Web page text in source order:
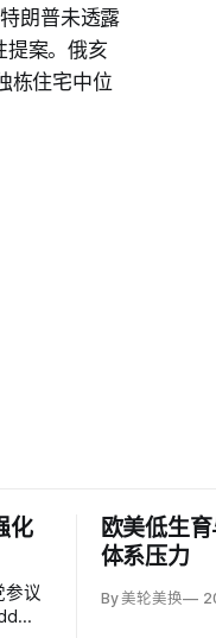
朗普未透露
提案。俄亥
栋住宅中位
化
议
欧美低生
体系压力
By 美轮美换